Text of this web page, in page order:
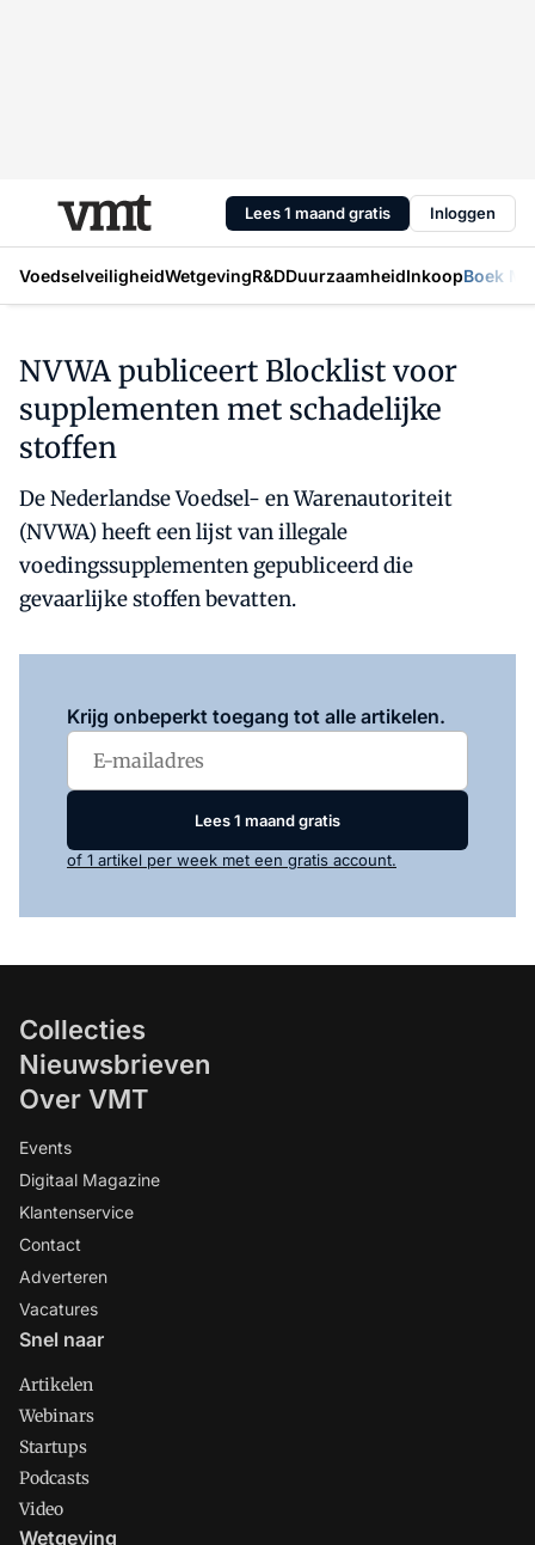
Lees 1 maand gratis Inloggen
VoedselveiligheidWetgevingR&DDuurzaamheidInkoopBoek
NVWA publiceert Blocklist voor
supplementen met schadelijke
stoffen
De Nederlandse Voedsel- en Warenautoriteit
(NVWA) heeft een lijst van illegale
voedingssupplementen gepubliceerd die
gevaarlijke stoffen bevatten.
Krijg onbeperkt toegang tot alle artikelen.
Lees 1 maand gratis
of 1 artikel per week met een gratis account.
Collecties
Nieuwsbrieven
Over VMT
Events
Digitaal Magazine
Klantenservice
Contact
Adverteren
Vacatures
Snel naar
Artikelen
Webinars
Startups
Podcasts
Video
Wetgeving